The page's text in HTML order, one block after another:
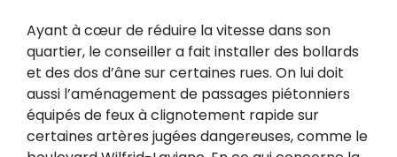
Ayant à cœur de réduire la vitesse dans son
quartier, le conseiller a fait installer des bollards
et des dos d’âne sur certaines rues. On lui doit
aussi l’aménagement de passages piétonniers
équipés de feux à clignotement rapide sur
certaines artères jugées dangereuses, comme le